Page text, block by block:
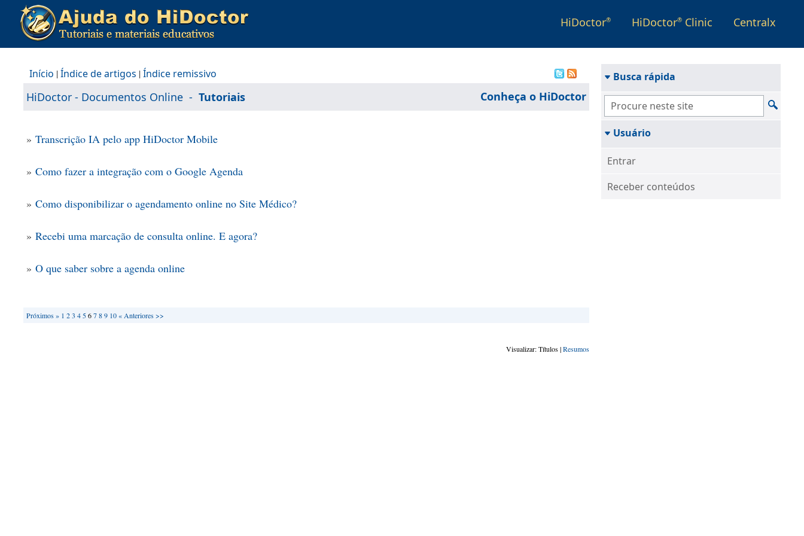
HiDoctor® HiDoctor® Clinic Centralx
Início |Índice de artigos |Índice remissivo
Conheça o HiDoctor
HiDoctor - Documentos Online - Tutoriais
» Transcrição IA pelo app HiDoctor Mobile
» Como fazer a integração com o Google Agenda
» Como disponibilizar o agendamento online no Site Médico?
» Recebi uma marcação de consulta online. E agora?
» O que saber sobre a agenda online
Próximos » 1 23 4 56789 10« Anteriores>>
Visualizar: Títulos |Resumos
Busca rápida
Usuário
Entrar
Receber conteúdos